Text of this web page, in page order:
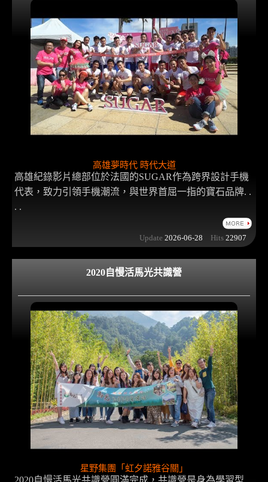
高雄夢時代 時代大道
高雄紀錄影片總部位於法國的SUGAR作為跨界設計手機
代表，致力引領手機潮流，與世界首屈一指的寶石品牌. .
. .
Update 2026-06-28 Hits 22907
2020自慢活馬光共識營
星野集團「虹夕諾雅谷關」
2020自慢活馬光共識營圓滿完成，共識營是身為學習型